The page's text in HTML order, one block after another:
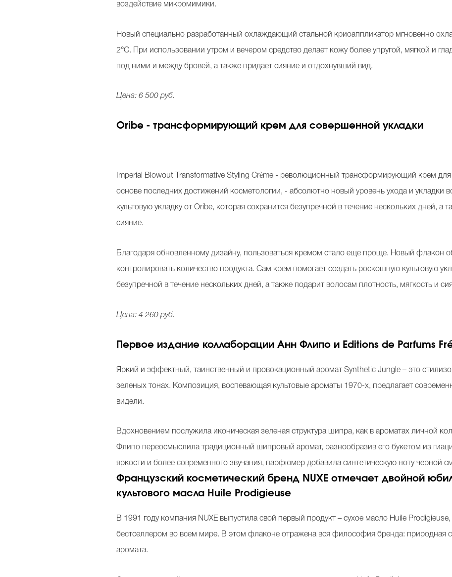
воздействие микромимики.
Новый специально разработанный охлаждающий стальной криоаппликатор мгновенно
2°C. При использовании утром и вечером средство делает кожу более упругой, мягкой и
под ними и между бровей, а также придает сияние и отдохнувший вид.
Цена: 6 500 руб.
Oribe - трансформирующий крем для совершенной укладки
Imperial Blowout Transformative Styling Crème - революционный трансформирующий крем
основе последних достижений косметологии, - абсолютно новый уровень ухода и укладки
культовую укладку от Oribe, которая сохранится безупречной в течение нескольких дней, а
сияние.
Благодаря обновленному дизайну, пользоваться кремом стало еще проще. Новый флакон
контролировать количество продукта. Сам крем помогает создать роскошную культовую
безупречной в течение нескольких дней, а также подарит волосам плотность, мягкость и
Цена: 4 260 руб.
Первое издание коллаборации Анн Флипо и Editions de Parfums
Яркий и эффектный, таинственный и провокационный аромат Synthetic Jungle – это
зеленых тонах. Композиция, воспевающая культовые ароматы 1970-х, предлагает
видели.
Вдохновением послужила иконическая зеленая структура шипра, как в ароматах личной
Флипо переосмыслила традиционный шипровый аромат, разнообразив его букетом из
яркости и более современного звучания, парфюмер добавила синтетическую ноту черной
Французский косметический бренд NUXE отмечает двойной
культового масла Huile Prodigieuse
В 1991 году компания NUXE выпустила свой первый продукт – сухое масло Huile
бестселлером во всем мире. В этом флаконе отражена вся философия бренда: природная
аромата.